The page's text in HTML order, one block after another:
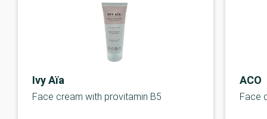
Ivy Aïa
Face cream with provitamin B5
ACO
Face